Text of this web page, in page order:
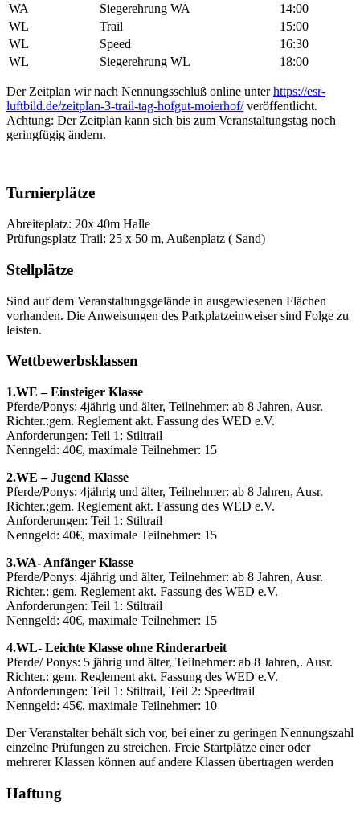
WA Siegerehrung WA
14:00
WL
Trail
15:00
WL
Speed
16:30
WL
Siegerehrung WL 18:00
Der Zeitplan wir nach Nennungsschluß online unterhttps://esr-
luftbild.de/zeitplan-3-trail-tag-hofgut-moierhof/veröffentlicht.
Achtung: Der Zeitplan kann sich bis zum Veranstaltungstag noch
geringfügig ändern.
Turnierplätze
Abreiteplatz: 20x 40m Halle
Prüfungsplatz Trail: 25 x 50 m, Außenplatz ( Sand)
Stellplätze
Sind auf dem Veranstaltungsgelände in ausgewiesenen Flächen
vorhanden. Die Anweisungen des Parkplatzeinweiser sind Folge zu
leisten.
Wettbewerbsklassen
1.WE – Einsteiger Klasse
Pferde/Ponys: 4jährig und älter, Teilnehmer: ab 8 Jahren, Ausr.
Richter.:gem. Reglement akt. Fassung des WED e.V.
Anforderungen: Teil 1: Stiltrail
Nenngeld: 40€, maximale Teilnehmer: 15
2.WE – Jugend Klasse
Pferde/Ponys: 4jährig und älter, Teilnehmer: ab 8 Jahren, Ausr.
Richter.:gem. Reglement akt. Fassung des WED e.V.
Anforderungen: Teil 1: Stiltrail
Nenngeld: 40€, maximale Teilnehmer: 15
3.WA- Anfänger Klasse
Pferde/Ponys: 4jährig und älter, Teilnehmer: ab 8 Jahren, Ausr.
Richter.: gem. Reglement akt. Fassung des WED e.V.
Anforderungen: Teil 1: Stiltrail
Nenngeld: 40€, maximale Teilnehmer: 15
4.WL- Leichte Klasse ohne Rinderarbeit
Pferde/ Ponys: 5 jährig und älter, Teilnehmer: ab 8 Jahren,. Ausr.
Richter.: gem. Reglement akt. Fassung des WED e.V.
Anforderungen: Teil 1: Stiltrail, Teil 2: Speedtrail
Nenngeld: 45€, maximale Teilnehmer: 10
Der Veranstalter behält sich vor, bei einer zu geringen Nennungszahl
einzelne Prüfungen zu streichen. Freie Startplätze einer oder
mehrerer Klassen können auf andere Klassen übertragen werden
Haftung